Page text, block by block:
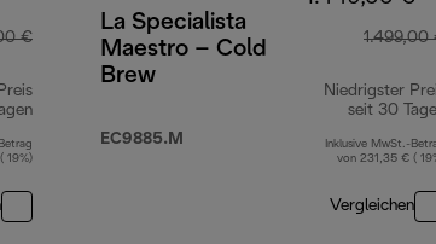
€
19%)
La Specialista
Maestro – Cold
Brew
EC9885.M
1.499,00
Niedrigster
seit 30
Inklusive MwSt.-
von 231,35 € (
Vergleichen